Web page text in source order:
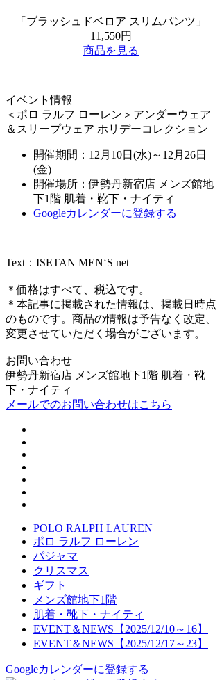
「ブラッシュドベロア スリムパンツ」
11,550円
商品を見る
イベント情報
＜ポロ ラルフ ローレン＞アンダーウェア
＆スリープウェア ホリデーコレクション
開催期間：12月10日(水)～12月26日
(金)
開催場所：伊勢丹新宿店 メンズ館地
下1階 肌着・靴下・ナイティ
Googleカレンダーに登録する
Text：ISETAN MEN‘S net
＊価格はすべて、税込です。
＊本記事に掲載された情報は、掲載日時点
のものです。商品の情報は予告なく改定、
変更させていただく場合がございます。
お問い合わせ
伊勢丹新宿店 メンズ館地下1階 肌着・靴
下・ナイティ
メールでのお問い合わせはこちら
POLO RALPH LAUREN
ポロ ラルフ ローレン
パジャマ
クリスマス
ギフト
メンズ館地下1階
肌着・靴下・ナイティ
EVENT＆NEWS【2025/12/10～16】
EVENT＆NEWS【2025/12/17～23】
Googleカレンダーに登録する